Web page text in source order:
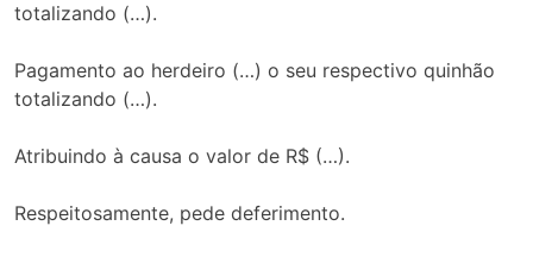
totalizando (…).
Pagamento ao herdeiro (…) o seu respectivo quinhão
totalizando (…).
Atribuindo à causa o valor de R$ (…).
Respeitosamente, pede deferimento.